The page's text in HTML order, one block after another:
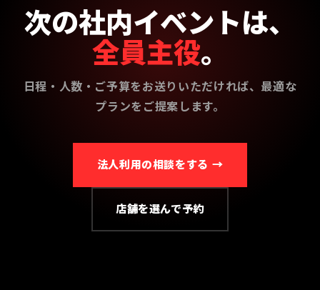
次の社内イベントは、
全員主役。
日程・人数・ご予算をお送りいただければ、最適な
プランをご提案します。
法人利用の相談をする →
店舗を選んで予約